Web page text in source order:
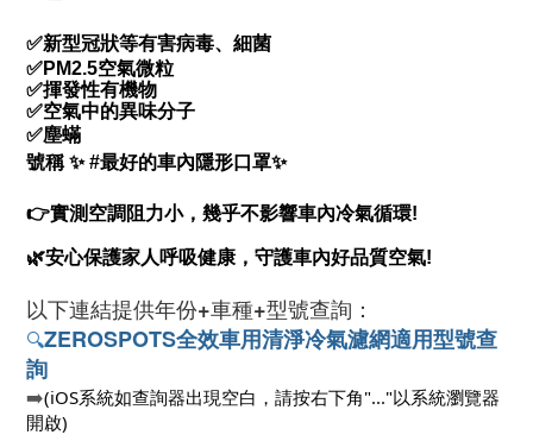
✅新型冠狀等有害病毒、細菌
✅PM2.5空氣微粒
✅揮發性有機物
✅空氣中的異味分子
✅塵蟎
號稱✨#最好的車內隱形口罩✨
👉實測空調阻力小，幾乎不影響車內冷氣循環!
🌿安心保護家人呼吸健康，守護車內好品質空氣!
以下連結提供年份+車種+型號查詢：
🔍ZEROSPOTS全效車用清淨冷氣濾網適用型號查
詢
➡️(iOS系統如查詢器出現空白，請按右下角"..."以系統瀏覽器
開啟)